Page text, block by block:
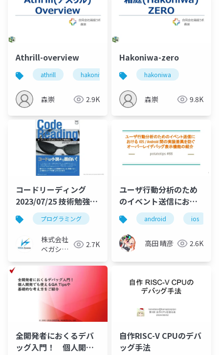
Athrill-overview
athrill hakoniwa
森崇 2.9K
Hakoniwa-zero
hakoniwa
森崇 9.8K
コードリーディング
2023/07/25 技術勉強会
資料
プログラミング
株式会社
ベガシス
2.7K
ユーザ行動分析のため
のイベント送信におけ
る iOS / Android 間の
実装差異を防ぐオーバ
ーレイデバッグ表示機
能の紹介
android ios
高田 晴彦 2.6K
全開発者におくるデバ
ッグ入門！ 個人開発
自作RISC-V CPUのデバ
ッグ手法